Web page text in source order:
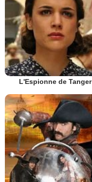
L'Espionne de Tanger